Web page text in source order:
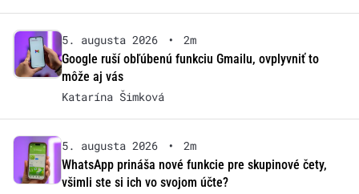
5. augusta 2026 •
2m
Google ruší obľúbenú funkciu Gmailu, ovplyvniť to
môže aj vás
Katarína Šimková
5. augusta 2026 •
2m
WhatsApp prináša nové funkcie pre skupinové čety,
všimli ste si ich vo svojom účte?